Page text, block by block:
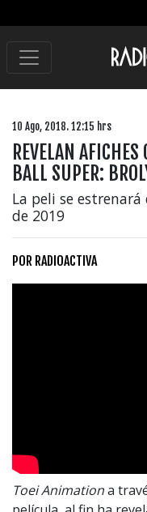
10 Ago, 2018. 12:15 hrs
REVELAN
BALL SUPER:
La peli se
de 2019
POR RADIOACTIVA
Toei Animationa